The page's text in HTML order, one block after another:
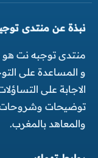
نبذة عن منتدى
منتدى توجبه نت
و المساعدة على
الاجابة على
توضيحات وشروحات
والمعاهد بالمغرب.